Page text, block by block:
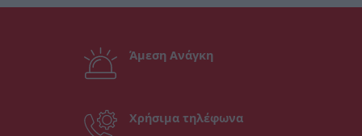
Άμεση Ανάγκη
Χρήσιμα τηλέφωνα